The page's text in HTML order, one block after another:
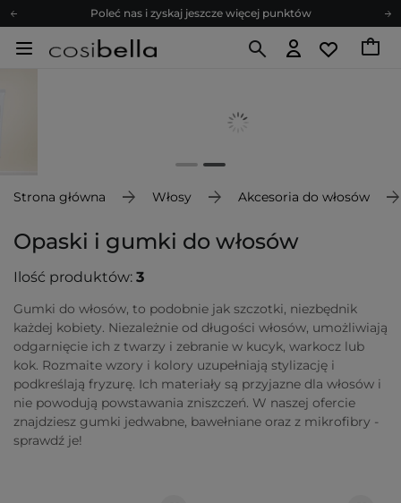
Poleć nas i zyskaj jeszcze więcej punktów
Zapisz się na newsletter pełen porad
Poleć nas i zyskaj jeszcze więcej punktów
Strona główna Włosy Akcesoria do włosów
Opaski i gumki do włosów
Ilość produktów: 3
Gumki do włosów, to podobnie jak szczotki, niezbędnik
każdej kobiety. Niezależnie od długości włosów, umożliwiają
odgarnięcie ich z twarzy i zebranie w kucyk, warkocz lub
kok. Rozmaite wzory i kolory uzupełniają stylizację i
podkreślają fryzurę. Ich materiały są przyjazne dla włosów i
nie powodują powstawania zniszczeń. W naszej ofercie
znajdziesz gumki jedwabne, bawełniane oraz z mikrofibry -
sprawdź je!